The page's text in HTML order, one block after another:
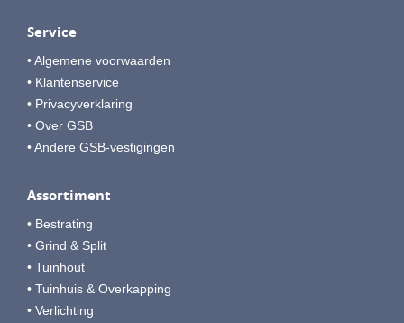
Service
• Algemene voorwaarden
• Klantenservice
• Privacyverklaring
• Over GSB
• Andere GSB-vestigingen
Assortiment
• Bestrating
• Grind & Split
• Tuinhout
• Tuinhuis & Overkapping
• Verlichting